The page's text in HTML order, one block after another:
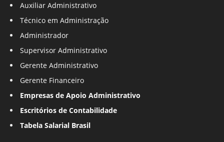
Auxiliar Administrativo
Técnico em Administração
Administrador
Supervisor Administrativo
Gerente Administrativo
Gerente Financeiro
Empresas de Apoio Administrativo
Escritórios de Contabilidade
Tabela Salarial Brasil